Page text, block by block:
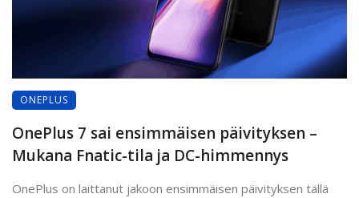
ONEPLUS
OnePlus 7 sai ensimmäisen päivityksen –
Mukana Fnatic-tila ja DC-himmennys
OnePlus on laittanut jakoon ensimmäisen päivityksen tällä